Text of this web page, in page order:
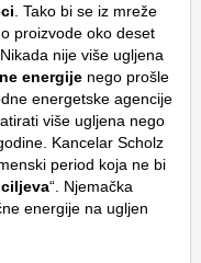
. Tako bi se iz mreže
proizvode oko deset
nije više ugljena
energije nego prošle
energetske agencije
više ugljena nego
Kancelar Scholz
period koja ne bi
“. Njemačka
energije na ugljen